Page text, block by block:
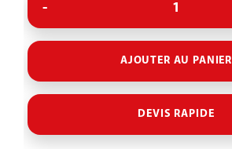
Stade d’évolution
Hauteur de la façade
-
AJOUTER AU PANIER
DEVIS RAPIDE